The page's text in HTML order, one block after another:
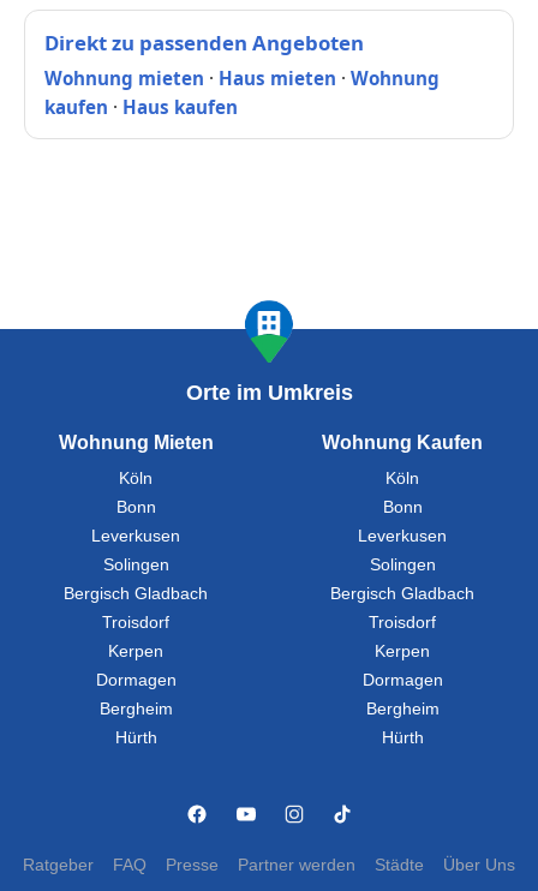
Direkt zu passenden Angeboten
Wohnung mieten · Haus mieten · Wohnung
kaufen · Haus kaufen
Orte im Umkreis
Wohnung Mieten
Köln
Bonn
Leverkusen
Solingen
Bergisch Gladbach
Troisdorf
Kerpen
Dormagen
Bergheim
Hürth
Wohnung Kaufen
Köln
Bonn
Leverkusen
Solingen
Bergisch Gladbach
Troisdorf
Kerpen
Dormagen
Bergheim
Hürth
Ratgeber FAQ Presse Partner werden Städte Über Uns